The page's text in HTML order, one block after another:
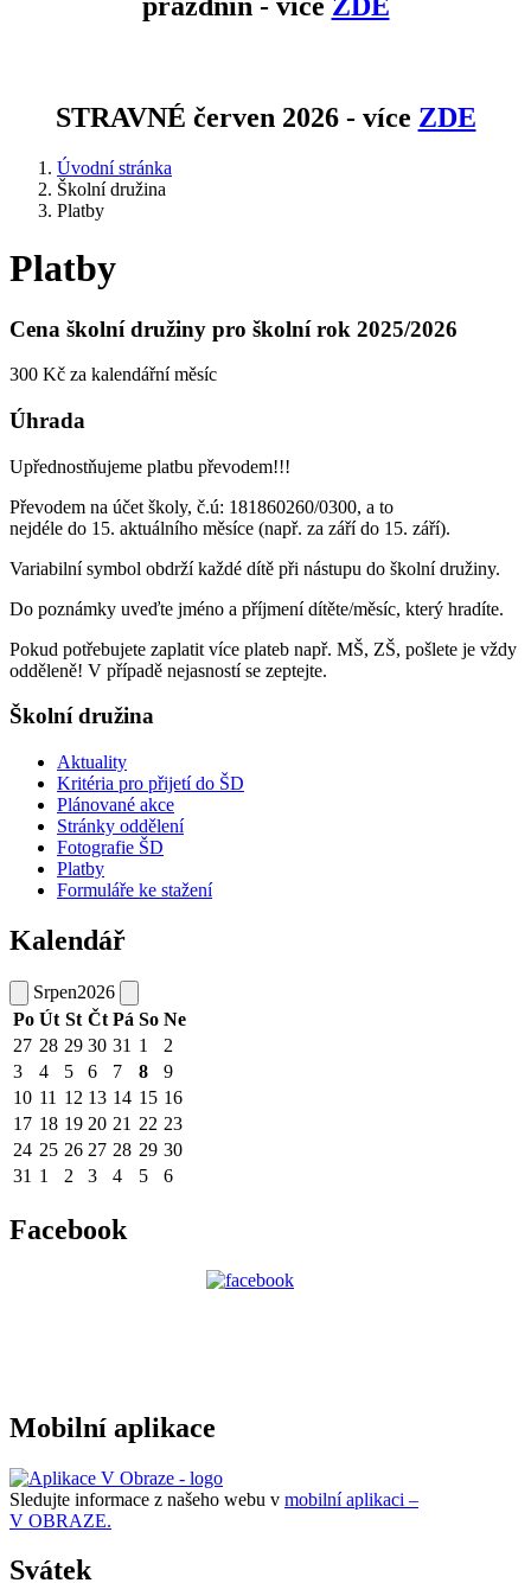
STRAVNÉ červen 2026 - více ZDE
Úvodní stránka
Školní družina
Platby
Platby
Cena školní družiny pro školní rok 2025/2026
300 Kč za kalendářní měsíc
Úhrada
Upřednostňujeme platbu převodem!!!
Převodem na účet školy, č.ú: 181860260/0300, a to
nejdéle do 15. aktuálního měsíce (např. za září do 15. září).
Variabilní symbol obdrží každé dítě při nástupu do školní družiny.
Do poznámky uveďte jméno a příjmení dítěte/měsíc, který hradíte.
Pokud potřebujete zaplatit více plateb např. MŠ, ZŠ, pošlete je vždy
odděleně! V případě nejasností se zeptejte.
Školní družina
Aktuality
Kritéria pro přijetí do ŠD
Plánované akce
Stránky oddělení
Fotografie ŠD
Platby
Formuláře ke stažení
Kalendář
Srpen2026
Po Út St Čt Pá So Ne
27 28 29 30 31 1
2
3
4 5 6 7 8
9
10 11 12 13 14 15 16
17 18 19 20 21 22 23
24 25 26 27 28 29 30
31 1 2 3 4 5 6
Facebook
Mobilní aplikace
Sledujte informace z našeho webu v mobilní aplikaci –
V OBRAZE.
Svátek